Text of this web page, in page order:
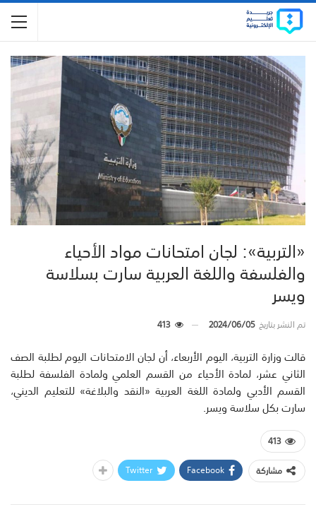
«التربية»: لجان امتحانات مواد الأحياء
والفلسفة واللغة العربية سارت بسلاسة
ويسر
تم النشر بتاريخ2024/06/05
413
قالت وزارة التربية، اليوم الأربعاء، أن لجان الامتحانات اليوم لطلبة الصف
الثاني عشر، لمادة الأحياء من القسم العلمي ولمادة الفلسفة لطلبة
القسم الأدبي ولمادة اللغة العربية «النقد والبلاغة» للتعليم الديني،
سارت بكل سلاسة ويسر.
413
مشاركة
Facebook
Twitter